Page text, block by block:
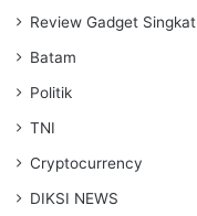
Review Gadget Singkat
Batam
Politik
TNI
Cryptocurrency
DIKSI NEWS